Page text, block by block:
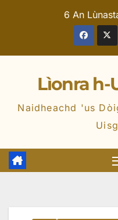
6 An
Lìonra h-
Naidheachd 'us